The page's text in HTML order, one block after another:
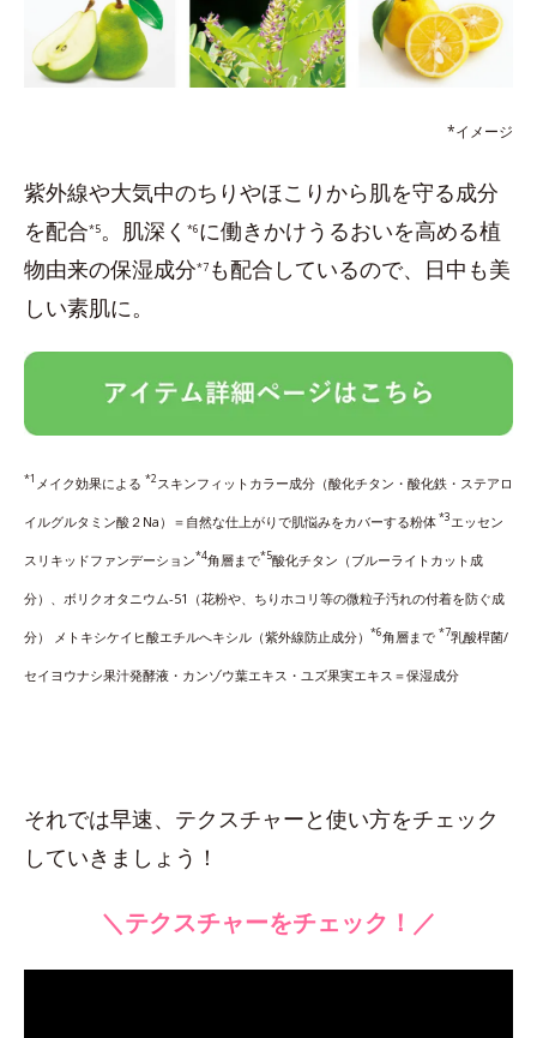
*イメージ
紫外線や大気中のちりやほこりから肌を守る成分
を配合*5。肌深く *6に働きかけうるおいを高める植
物由来の保湿成分*7 も配合しているので、日中も美
しい素肌に。
*1 メイク効果による *2スキンフィットカラー成分（酸化チタン・酸化鉄・ステアロ
イルグルタミン酸２Na）＝自然な仕上がりで肌悩みをカバーする粉体*3エッセン
スリキッドファンデーション*4角層まで*5酸化チタン（ブルーライトカット成
分）、ボリクオタニウム-51（花粉や、ちりホコリ等の微粒子汚れの付着を防ぐ成
分） メトキシケイヒ酸エチルへキシル（紫外線防止成分） *6角層まで *7乳酸桿菌/
セイヨウナシ果汁発酵液・カンゾウ葉エキス・ユズ果実エキス＝保湿成分
それでは早速、テクスチャーと使い方をチェック
していきましょう！
＼テクスチャーをチェック！／